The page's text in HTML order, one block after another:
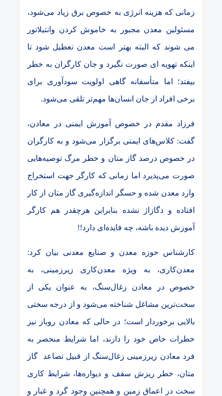
زمانی که هزینه انرژی به خصوص برق زیاد می‌شود،
مسئولین معدن مجبور به خاموش کردن وانتیلاتور
می شوند که البته بهتر است معدن تعطیل شود تا
اینکه تهویه ای صورت نگیرد و جان کارگران به خطر
بیفتد؛ اما متأسفانه گاهی اولویت سودآوری برای
برخی افراد از جان انسان‌ها مهم‌تر تلقی می‌شود.
فرزاد مقدم در خصوص آموزش ایمنی در معادن،
گفت: کلاس‌های ایمنی برگزار می‌شود و به کارگران
در خصوص درصد گاز متان و خطر مرگ توصیه‌هایی
صورت می‌پذیرد اما زمانی که کارگر جهت استخراج
وارد معدن شده و حسگر اندازه‌گیری گاز متان از کار
افتاده و دگازاژ نشده بنابراین هرچقدر هم کارگر
آموزش دیده باشه، چه فایده‌ای دارد!!
کارشناس حوزه معدن و صنایع معدنی بیان کرد:
معدن‌کاری، به ویژه معدن‌کاری زیرزمینی، به
خصوص در معادن زغال‌سنگ، به عنوان یکی از
سخت‌ترین مشاغل شناخته می‌شود و از درجه سختی
بالایی برخوردار است؛ در حالی که معادن روباز نیز
خطرات خاص خود را دارند، اما شرایط منحصر به
فرد معادن زیرزمینی زغال‌سنگ از قبیل تصاعد گاز
متان، خطر ریزش سقف و دیواره‌ها، شرایط کاری
سخت در اعماق زمین و همچنین وجود گرد و غبار و